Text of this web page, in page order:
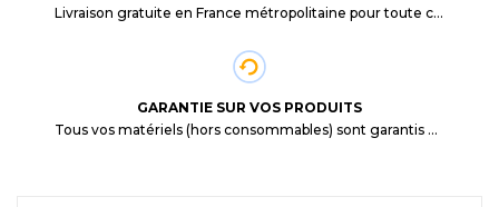
Livraison gratuite en France métropolitaine pour toute commande supérieure à 29,90€.
GARANTIE SUR VOS PRODUITS
Tous vos matériels (hors consommables) sont garantis 3 mois à partir de la date d'achat